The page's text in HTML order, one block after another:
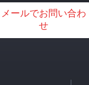
メールでお問い合わ
せ